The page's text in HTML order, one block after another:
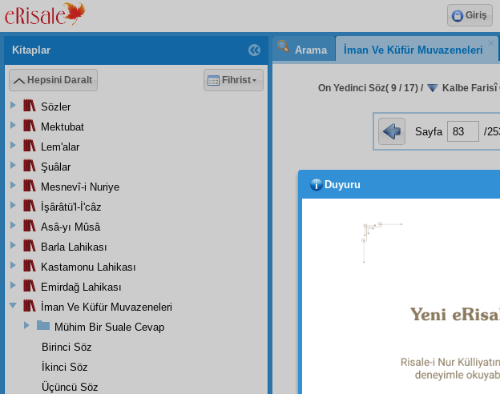
Arama İman Ve Küfür Muvazeneleri
On Yedinci Söz( 9 / 17) / Kalbe Farisî
Sayfa /
تُوپَنَاهِ مَنْ اَسْت
Ta, Senin
ve
in, fakr ve ihtiyacıma
نَه كُنَدْ بَرْاِينْ جُزْءِ
Evet, her kim kirahmetin
Kitaplar
Hepsini Daralt Fihrist
Sözler
Mektubat
Lem'alar
Şuâlar
Mesnevî-i Nuriye
İşârâtü'l-İ'câz
Asâ-yı Mûsâ
Barla Lahikası
Kastamonu Lahikası
Emirdağ Lahikası
İman Ve Küfür Muvazeneleri
Mühim Bir Suale Cevap
Birinci Söz
İkinci Söz
Üçüncü Söz
Giriş
Duyuru